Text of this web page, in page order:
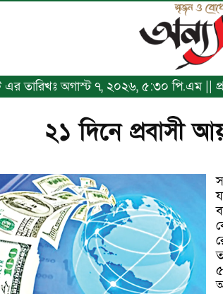
এর তারিখঃ অগাস্ট ৭, ২০২৬, ৫:৩০ পি.এম ||
২১ দিনে প্রবাসী